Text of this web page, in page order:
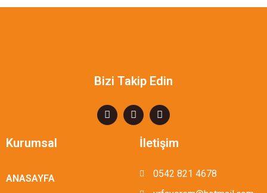
Bizi Takip Edin
Kurumsal
ANASAYFA
İletişim
0542 821 4678